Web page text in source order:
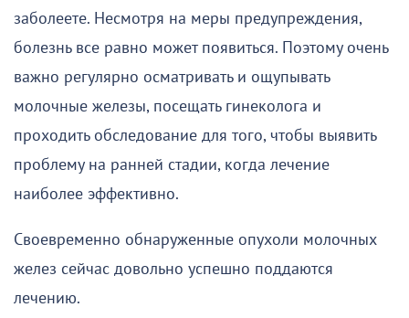
заболеете. Несмотря на меры предупреждения,
болезнь все равно может появиться. Поэтому очень
важно регулярно осматривать и ощупывать
молочные железы, посещать гинеколога и
проходить обследование для того, чтобы выявить
проблему на ранней стадии, когда лечение
наиболее эффективно.
Своевременно обнаруженные опухоли молочных
желез сейчас довольно успешно поддаются
лечению.